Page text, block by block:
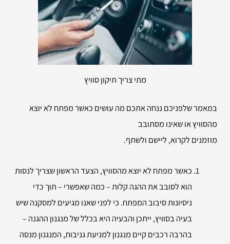
מתי צריך תיקון סוויץ
במאמר שלפניכם ננחה אתכם מה עושים כאשר מפתח לא יוצא
מהסוויץ או שאינו מסתובב
מוזמנים לקרוא, ליישם ולשתף.
כאשר מפתח לא יוצא מהסוויץ, הצעד הראשון שצריך לנסות
הוא לסובב את ההגה קלות – כמה שאפשרי – תוך כדי
ניסיונות סיבוב המפתח. כי לפני שאנו מגיעים למסקנה שיש
בעיה בסוויץ, ייתכן והבעיה היא בכלל של מנגנון ההגנה –
בהרבה רכבים קיים מנגנון למניעת גניבות, המנגנון מנסה